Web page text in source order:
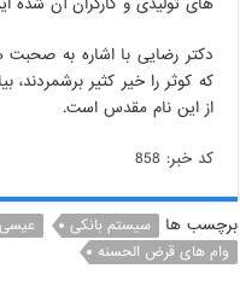
دکتر رضایی با اشاره به
که کوثر را خیر کثیر
از این نام مقدس است.
کد خبر: 858
برچسب ها سیستم بانکی
وام های قرض الحسنه